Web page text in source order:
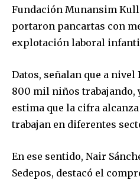
Fundación Munansim
portaron pancartas con
explotación laboral
Datos, señalan que a
800 mil niños trabajando,
estima que la cifra
trabajan en diferentes
En ese sentido, Nair
Sedepos, destacó el